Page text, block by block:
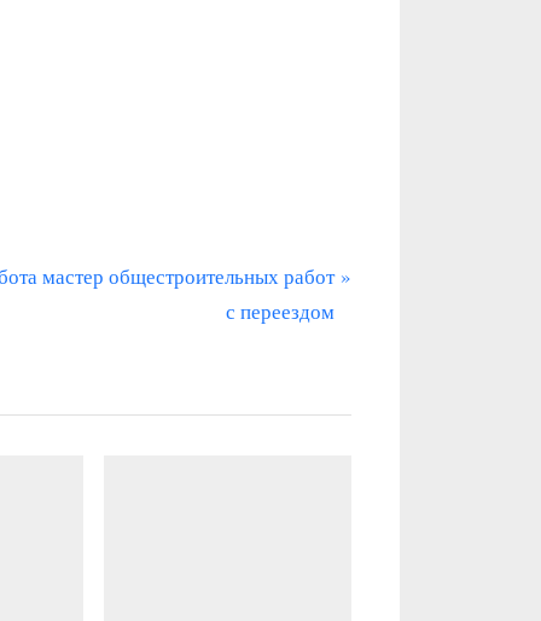
мастер общестроительных работ
с переездом